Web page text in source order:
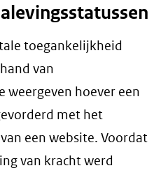
toegankelijkheid
van
weergeven hoever een
met het
een website. Voordat
van kracht werd